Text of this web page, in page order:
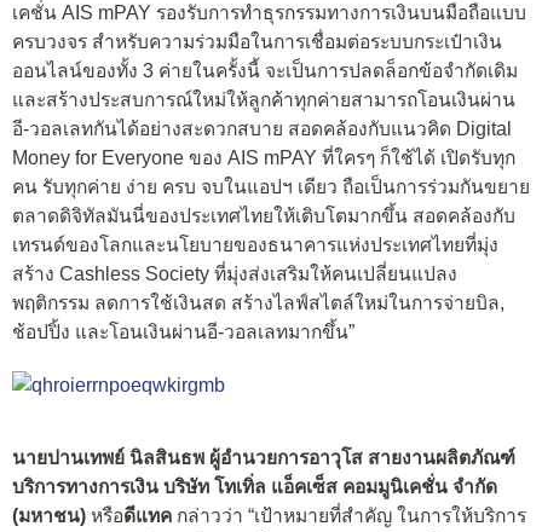
เคชั่น AIS mPAY รองรับการทำธุรกรรมทางการเงินบนมือถือแบบ
ครบวงจร สำหรับความร่วมมือในการเชื่อมต่อระบบกระเป๋าเงิน
ออนไลน์ของทั้ง 3 ค่ายในครั้งนี้ จะเป็นการปลดล็อกข้อจำกัดเดิม
และสร้างประสบการณ์ใหม่ให้ลูกค้าทุกค่ายสามารถโอนเงินผ่าน
อี-วอลเลทกันได้อย่างสะดวกสบาย สอดคล้องกับแนวคิด Digital
Money for Everyone ของ AIS mPAY ที่ใครๆ ก็ใช้ได้ เปิดรับทุก
คน รับทุกค่าย ง่าย ครบ จบในแอปฯ เดียว ถือเป็นการร่วมกันขยาย
ตลาดดิจิทัลมันนี่ของประเทศไทยให้เติบโตมากขึ้น สอดคล้องกับ
เทรนด์ของโลกและนโยบายของธนาคารแห่งประเทศไทยที่มุ่ง
สร้าง Cashless Society ที่มุ่งส่งเสริมให้คนเปลี่ยนแปลง
พฤติกรรม ลดการใช้เงินสด สร้างไลฟ์สไตล์ใหม่ในการจ่ายบิล,
ช้อปปิ้ง และโอนเงินผ่านอี-วอลเลทมากขึ้น”
นายปานเทพย์ นิลสินธพ ผู้อำนวยการอาวุโส สายงานผลิตภัณฑ์
บริการทางการเงิน บริษัท โทเทิ่ล แอ็คเซ็ส คอมมูนิเคชั่น จำกัด
(มหาชน) หรือดีแทค กล่าวว่า “เป้าหมายที่สำคัญ ในการให้บริการ